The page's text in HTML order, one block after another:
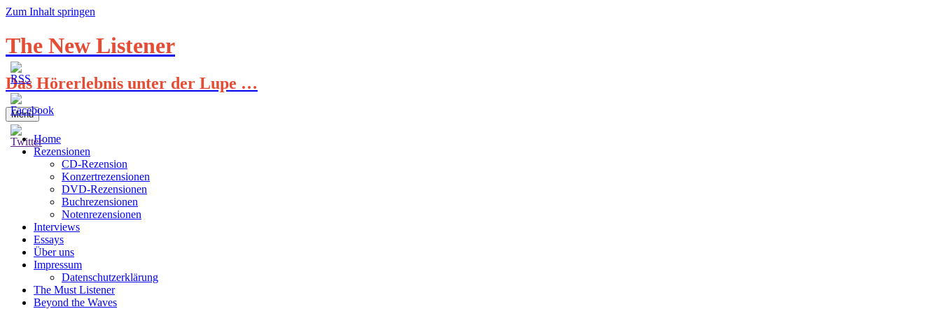
Zum Inhalt springen
The New Listener
Das Hörerlebnis unter der Lupe …
Menü
Home
Rezensionen
CD-Rezension
Konzertrezensionen
DVD-Rezensionen
Buchrezensionen
Notenrezensionen
Interviews
Essays
Über uns
Impressum
Datenschutzerklärung
The Must Listener
Beyond the Waves